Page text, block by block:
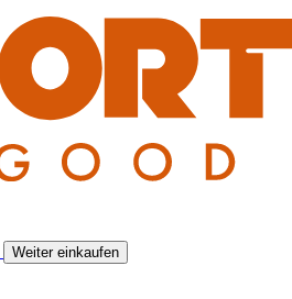
Weiter einkaufen